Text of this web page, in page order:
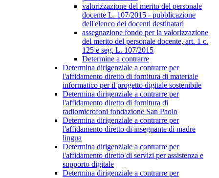
valorizzazione del merito del personale
docente L. 107/2015 - pubblicazione
dell'elenco dei docenti destinatari
assegnazione fondo per la valorizzazione
del merito del personale docente, art. 1 c.
125 e seg. L. 107/2015
Determine a contrarre
Determina dirigenziale a contrarre per
l'affidamento diretto di fornitura di materiale
informatico per il progetto digitale sostenibile
Determina dirigenziale a contrarre per
l'affidamento diretto di fornitura di
radiomicrofoni fondazione San Paolo
Determina dirigenziale a contrarre per
l'affidamento diretto di insegnante di madre
lingua
Determina dirigenziale a contrarre per
l'affidamento diretto di servizi per assistenza e
supporto digitale
Determina dirigenziale a contrarre per